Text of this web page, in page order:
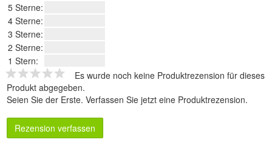
5 Sterne:
4 Sterne:
3 Sterne:
2 Sterne:
1 Stern:
Es wurde noch keine Produktrezension für dieses
Produkt abgegeben.
Seien Sie der Erste. Verfassen Sie jetzt eine Produktrezension.
Rezension verfassen